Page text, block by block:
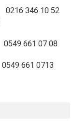
0216 346 10 52
0549 661 07 08
0549 661 0713